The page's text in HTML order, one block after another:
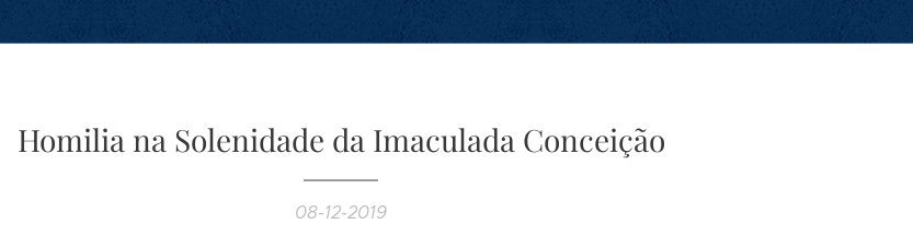
Homilia na Solenidade da Imaculada Conceição
08-12-2019